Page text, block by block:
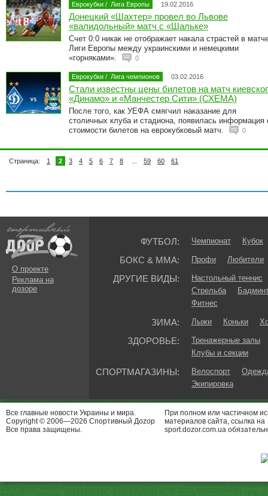
Еврокубки / Лига Европы 19.02.2016
Донецкий «Шахтер» провел во Львове
«валидольный» матч с «Шальке»
Счет 0:0 никак не отображает накала страстей в
Лиги Европы между украинскими и немецкими
«горняками».
0
Еврокубки / Лига чемпионов 03.02.2016
Стали известны цены билетов на матч
«Динамо» и «Манчестер Сити» (СХЕМА)
После того, как УЕФА смягчил наказание для
столичных клуба и стадиона, появилась информация
стоимости билетов на еврокубковый матч.
0
Страница: 1 2 3 4 5 6 7 8 59 60 61
О проекте
Реклама на
дозоре
ФУТБОЛ: Чемпионат Кубок
БОКС & ММА: Профи Любители
ДРУГИЕ ВИДЫ:
Настольный теннис
Стрельба
Фитнес
ЗИМА: Лыжи Коньки
ЗДОРОВЬЕ:
Тренажерные залы
Клубы и секции
СПОРТМАГАЗИНЫ: Велоспорт
Экипировка
Все главные новости Украины и мира.
Copyright © 2006—2026 Спортивный Доzор
Все права защищены.
При полном или частичном
материалов сайта, ссылка на
sport.dozor.com.ua